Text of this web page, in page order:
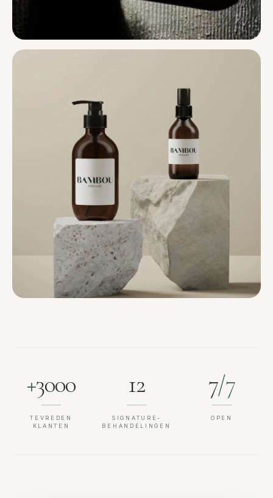
+3000
TEVREDEN
KLANTEN
12
SIGNATURE-
BEHANDELINGEN
7/7
OPEN